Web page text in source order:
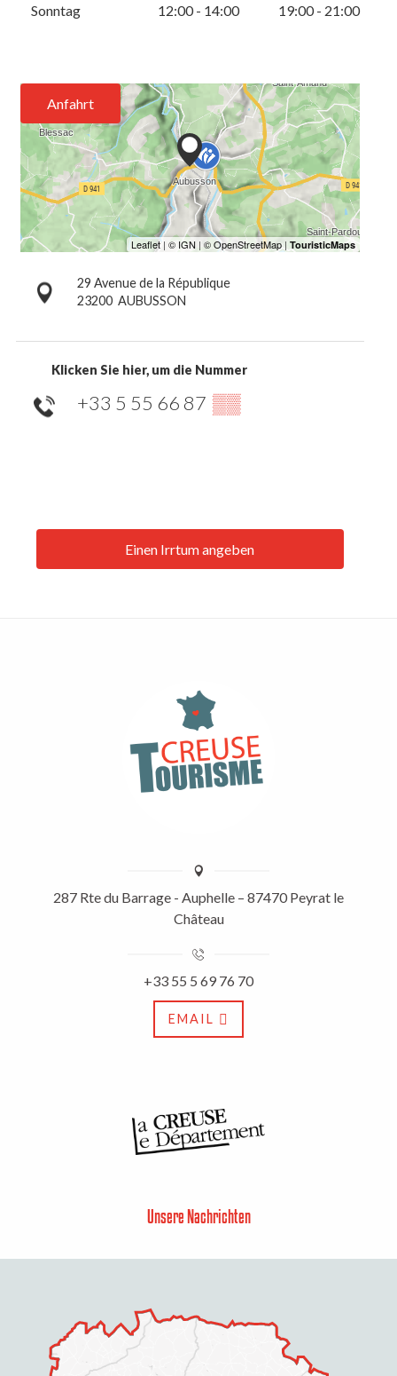
Sonntag 12:00 - 14:00 19:00 - 21:00
Anfahrt
29 Avenue de la République
23200 AUBUSSON
Klicken Sie hier, um die Nummer
+33 5 55 66 87 ▒▒
Einen Irrtum angeben
287 Rte du Barrage - Auphelle – 87470 Peyrat le
Château
+33 55 5 69 76 70
EMAIL
Unsere Nachrichten